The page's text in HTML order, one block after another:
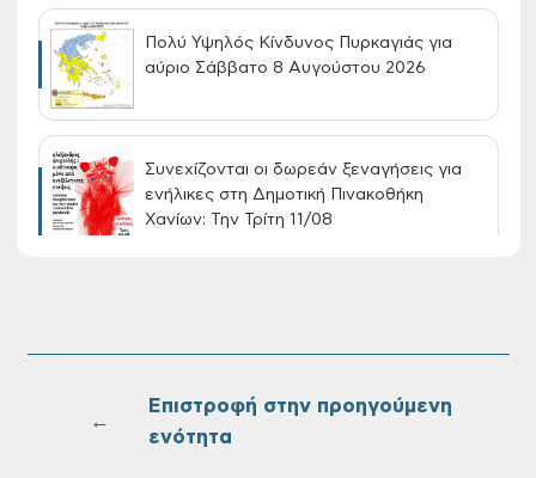
Πολύ Υψηλός Κίνδυνος Πυρκαγιάς για
αύριο Σάββατο 8 Αυγούστου 2026
Συνεχίζονται οι δωρεάν ξεναγήσεις για
ενήλικες στη Δημοτική Πινακοθήκη
Χανίων: Την Τρίτη 11/08
Τακτική συνεδρίαση Δημοτικής Επιτροπής
←
Επιστροφή στην προηγούμενη
ενότητα